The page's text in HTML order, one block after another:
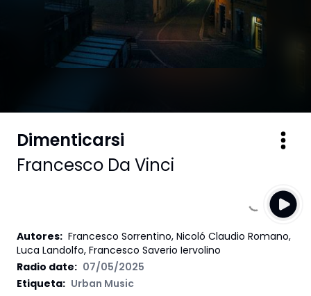
Dimenticarsi
Francesco Da Vinci
Autores: Francesco Sorrentino, Nicoló Claudio Romano,
Luca Landolfo, Francesco Saverio Iervolino
Radio date: 07/05/2025
Etiqueta: Urban Music